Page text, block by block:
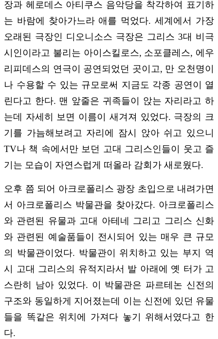
장과 헤로데스 아티쿠스 음악당을 착각하여 표기하
는 바람에 찾아가느라 애를 먹었다. 세계에서 가장
오래된 극장인 디오니소스 극장은 그리스 3대 비극
시인이라고 불리는 아이스킬로스, 소포클레스, 에우
리피데스의 연극이 공연되었던 곳이고, 만 오천명이
나 수용할 수 있는 규모로써 지금도 각종 공연이 열
린다고 한다. 맨 앞줄은 귀족들이 앉는 자리라고 하
는데 자세히 보면 이름이 새겨져 있었다. 극장의 크
기를 가늠해보려고 자리에 잠시 앉아 쉬고 있으니
TV나 책 속에서만 보던 고대 그리스인들이 웃고 즐
기는 모습이 자연스럽게 떠올라 감회가 새로웠다.
오후 쯤 되어 아크로폴리스 광장 초입으로 내려가면
서 아크로폴리스 박물관을 찾아갔다. 아크로폴리스
와 관련된 유물과 고대 아테네 그리고 그리스 신화
와 관련된 예술품들이 전시되어 있는 매우 큰 규모
의 박물관이었다. 박물관이 위치하고 있는 부지 역
시 고대 그리스의 유적지라서 발 아래에 옛 터가 고
스란히 남아 있었다. 이 박물관은 파르테논 신전의
구조와 동일하게 지어졌는데 이는 신전에 있던 유물
들을 똑같은 위치에 가져다 놓기 위해서였다고 한
다.